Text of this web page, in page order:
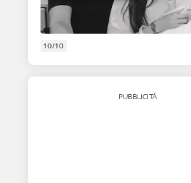
10/10
PUBBLICITÀ